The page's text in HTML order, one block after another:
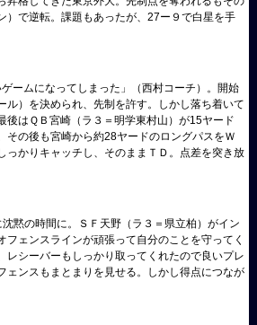
）で逆転。課題もあったが、27ー９で白星を手
ームになってしまった」（西村コーチ）。開始
ル）を決められ、先制を許す。しかし落ち着いて
後はＱＢ宮崎（ラ３＝明学東村山）が15ヤード
その後も宮崎から約28ヤードのロングパスをＷ
っかりキャッチし、そのままＴＤ。点差を突き放
黙の時間に。ＳＦ天野（ラ３＝県立柏）がイン
フェンスラインが頑張って自分のことを守ってく
レシーバーもしっかり取ってくれたので良いプレ
ェンスもまとまりを見せる。しかし得点につなが